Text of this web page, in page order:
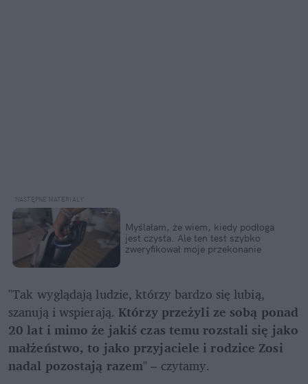
Myślałam, że wiem, kiedy podłoga
jest czysta. Ale ten test szybko
zweryfikował moje przekonanie
"Tak wyglądają ludzie, którzy bardzo się lubią,
szanują i wspierają. Którzy przeżyli ze sobą ponad
20 lat i mimo że jakiś czas temu rozstali się jako
małżeństwo, to jako przyjaciele i rodzice Zosi
nadal pozostają razem" – czytamy.